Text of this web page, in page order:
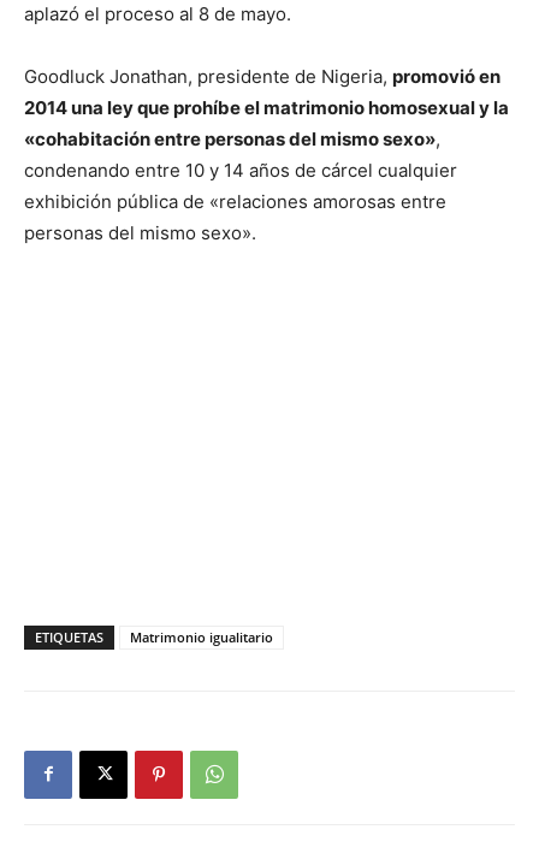
aplazó el proceso al 8 de mayo.
Goodluck Jonathan, presidente de Nigeria, promovió en
2014 una ley que prohíbe el matrimonio homosexual y la
«cohabitación entre personas del mismo sexo»,
condenando entre 10 y 14 años de cárcel cualquier
exhibición pública de «relaciones amorosas entre
personas del mismo sexo».
ETIQUETAS Matrimonio igualitario